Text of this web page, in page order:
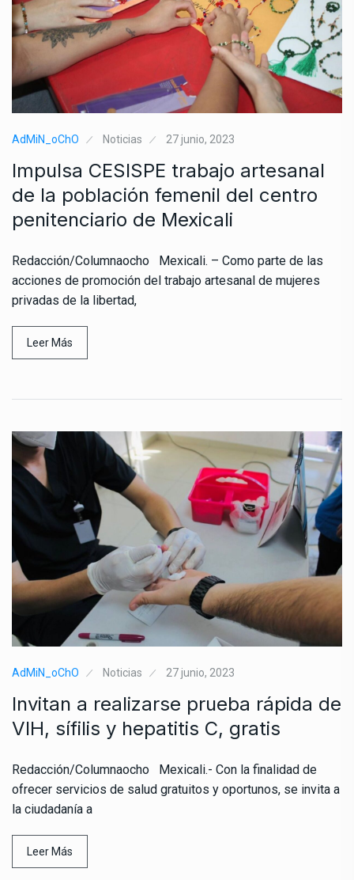
AdMiN_oChO Noticias 27 junio, 2023
Impulsa CESISPE trabajo artesanal
de la población femenil del centro
penitenciario de Mexicali
Redacción/Columnaocho Mexicali. – Como parte de las
acciones de promoción del trabajo artesanal de mujeres
privadas de la libertad,
Leer Más
AdMiN_oChO Noticias 27 junio, 2023
Invitan a realizarse prueba rápida de
VIH, sífilis y hepatitis C, gratis
Redacción/Columnaocho Mexicali.- Con la finalidad de
ofrecer servicios de salud gratuitos y oportunos, se invita a
la ciudadanía a
Leer Más